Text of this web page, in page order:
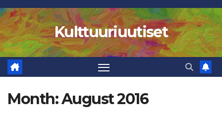
Skip
to
content
Kulttuuriuutiset
Month:August 2016